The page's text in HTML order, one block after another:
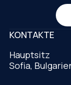
KONTAKTE
Hauptsitz
Sofia,